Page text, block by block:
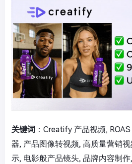
关键词 ：Creatify 产品视频,
器, 产品图像转视频, 高质量营销
示, 电影般产品镜头, 品牌内容制作